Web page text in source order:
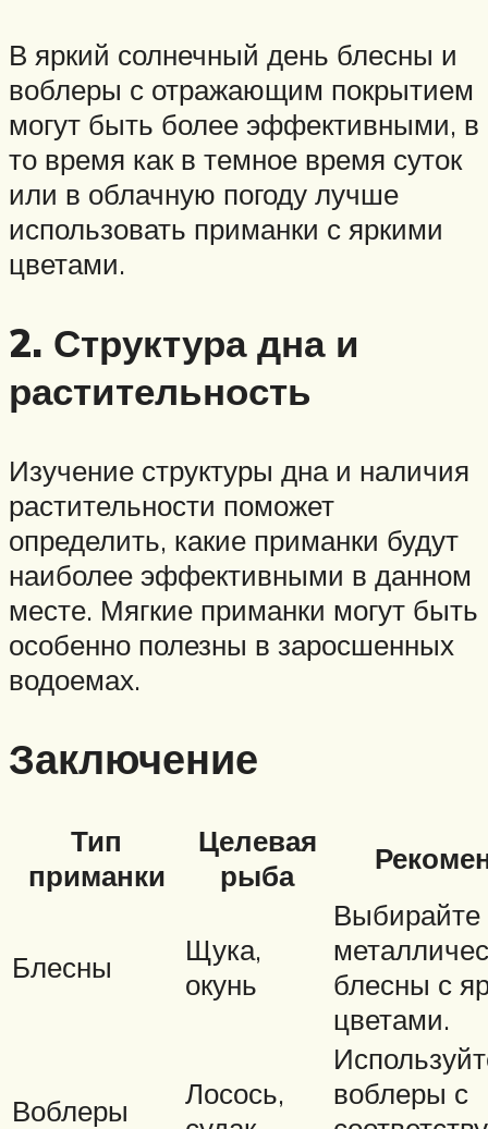
В яркий солнечный день блесны и
воблеры с отражающим покрытием
могут быть более эффективными, в
то время как в темное время суток
или в облачную погоду лучше
использовать приманки с яркими
цветами.
2. Структура дна и
растительность
Изучение структуры дна и наличия
растительности поможет
определить, какие приманки будут
наиболее эффективными в данном
месте. Мягкие приманки могут быть
особенно полезны в заросшенных
водоемах.
Заключение
Тип
приманки
Целевая
рыба
Блесны
Щука,
окунь
Выбирайте
блесны с
цветами.
Воблеры
Лосось,
воблеры с